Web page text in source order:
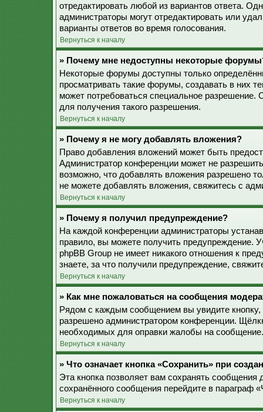
отредактировать любой из вариантов ответа.
администраторы могут отредактировать или
варианты ответов во время голосования.
Вернуться к началу
» Почему мне недоступны некоторые
Некоторые форумы доступны только
просматривать такие форумы, создавать в них
может потребоваться специальное
для получения такого разрешения.
Вернуться к началу
» Почему я не могу добавлять вложения?
Право добавления вложений может быть
Администратор конференции может не
возможно, что добавлять вложения разрешено
не можете добавлять вложения, свяжитесь с
Вернуться к началу
» Почему я получил предупреждение?
На каждой конференции администраторы
правило, вы можете получить предупреждение.
phpBB Group не имеет никакого отношения к
знаете, за что получили предупреждение,
Вернуться к началу
» Как мне пожаловаться на сообщения
Рядом с каждым сообщением вы увидите
разрешено администратором конференции.
необходимых для оправки жалобы на сообщение.
Вернуться к началу
» Что означает кнопка «Сохранить» при
Эта кнопка позволяет вам сохранять сообщения
сохранённого сообщения перейдите в параграф
Вернуться к началу